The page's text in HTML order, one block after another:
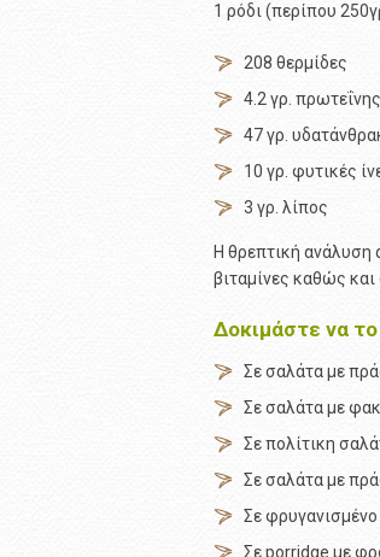
1 ρόδι (περίπου
208 θερμίδες
4.2 γρ. πρωτεΐνης
47 γρ.
10 γρ. φυτικές
3 γρ. λίπος
Η θρεπτική ανάλυση
βιταμίνες καθώς και
Δοκιμάστε να
Σε σαλάτα με
Σε σαλάτα με
Σε πολίτικη
Σε σαλάτα με
Σε φρυγανισμένο
Σε porridge με